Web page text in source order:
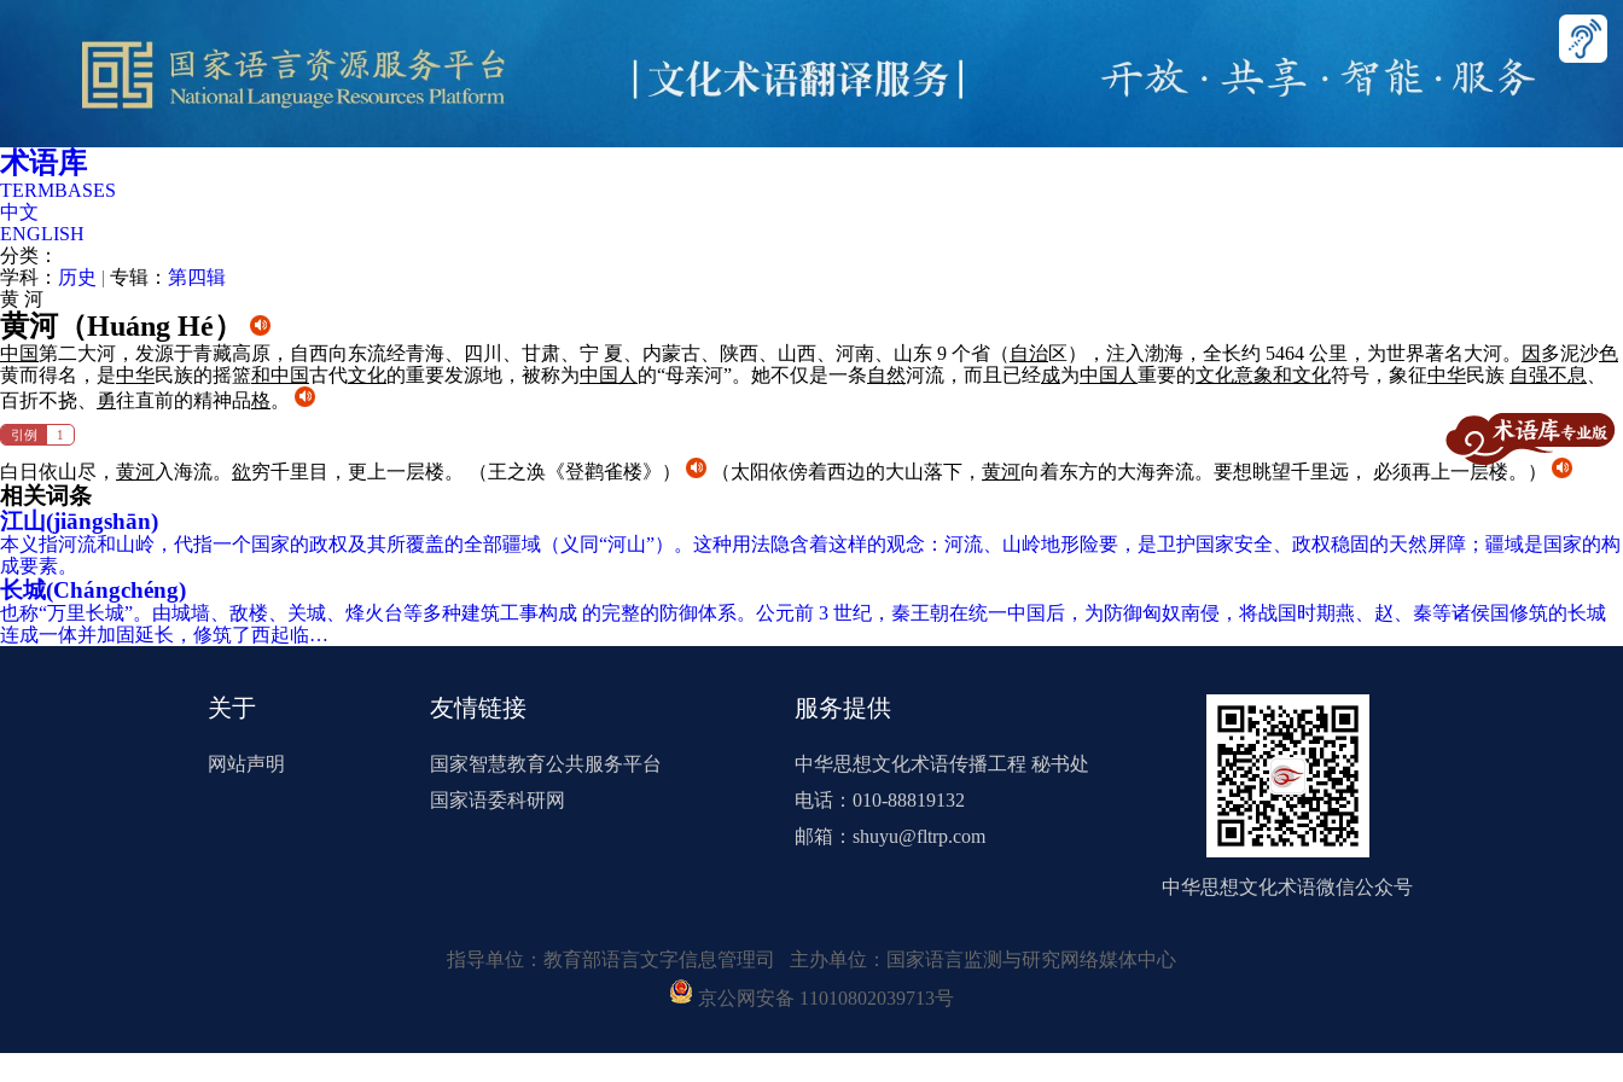
术语库
TERMBASES
中文
ENGLISH
分类：
学科： 历史 | 专辑： 第四辑
黄 河
黄河（Huáng Hé）
中国第二大河，发源于青藏高原，自西向东流经青海、四川、甘肃、宁 夏、内蒙古、陕西、山西、河南、山东 9 个省（ 自治区），注入渤海，全长约 5464 公里，为世界著名大河。 因 多泥沙色
黄而得名，是中华民族的摇篮和中国古代文化的重要发源地，被称为中国 人 的“母亲河”。她不仅是一条自然河流，而且已经成为中国 人 重要的文化意象和文化符号，象征中华民族 自强不息
百折不挠、
勇往直前的精神品格。
引例 1
白日依山尽， 黄河入海流。 欲穷千里目，更上一层楼。 （王之涣《登鹳雀楼》） （太阳依傍着西边的大山落下， 黄河向着东方的大海奔流。要想眺望千里远， 必须再上一层楼。）
相关词条
江山(jiāngshān)
本义指河流和山岭，代指一个国家的政权及其所覆盖的全部疆域（义同“河山”）。这种用法隐含着这样的观念：河流、山岭地形险要，是卫护国家安全、政权稳固的天然屏障；疆域是国家的构
成要素。
长城(Chángchéng)
也称“万里长城”。由城墙、敌楼、关城、烽火台等多种建筑工事构成 的完整的防御体系。公元前 3 世纪，秦王朝在统一中国后，为防御匈奴南侵，将战国时期燕、赵、秦等诸侯国修筑的长城
连成一体并加固延长，修筑了西起临…
关于
网站声明
友情链接
国家智慧教育公共服务平台
国家语委科研网
服务提供
中华思想文化术语传播工程 秘书处
电话：010-88819132
邮箱：shuyu@fltrp.com
中华思想文化术语微信公众号
指导单位：教育部语言文字信息管理司 主办单位：国家语言监测与研究网络媒体中心
京公网安备 11010802039713号